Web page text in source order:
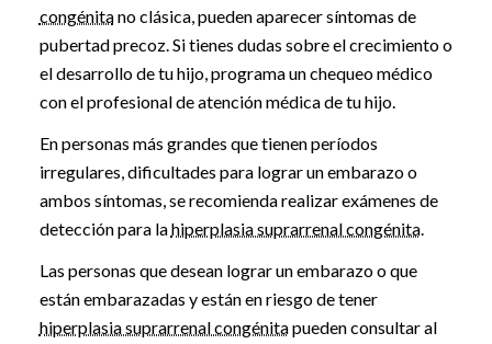
congénitano clásica, pueden aparecer síntomas de
pubertad precoz. Si tienes dudas sobre el crecimiento o
el desarrollo de tu hijo, programa un chequeo médico
con el profesional de atención médica de tu hijo.
En personas más grandes que tienen períodos
irregulares, dificultades para lograr un embarazo o
ambos síntomas, se recomienda realizar exámenes de
detección para lahiperplasia suprarrenal congénita.
Las personas que desean lograr un embarazo o que
están embarazadas y están en riesgo de tener
hiperplasia suprarrenal congénitapueden consultar al